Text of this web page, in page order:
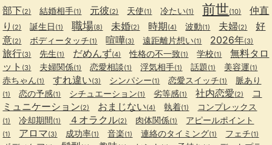
部下(2) 結婚相手(1) 元彼(2) 天使(1) 冷たい(1) 前世(10)
仲直
り (2) 誕生日 (1) 職場(8) 未婚(2) 時期(4) 波動(1) 夫婦(2)
好
意(2) ボディータッチ(1) 喧嘩(3) 遠距離片想い(1) 2026年(3)
旅行(3) 先生(1) だめんず(4) 性格の不一致(1) 学校(1)
無料タロ
ット (3) 夫婦関係(1) 恋愛相談(1) 浮気相手(1) 話題(1) 美容運(1)
赤ちゃん(1) すれ違い(3) シンパシー(1) 恋愛スイッチ(1) 脈あり
(1) 恋の予感(1) シチュエーション(1) 劣等感(1) 社内恋愛(2)
コ
ミュニケーション(2) おまじない(4) 執着(1) コンプレックス
(1) 冷却期間(1) ４オラクル(2) 肉体関係(1) アピールポイント
(1) アロマ(3) 成功率(1) 音楽(1) 連絡のタイミング(1) フェチ(1)